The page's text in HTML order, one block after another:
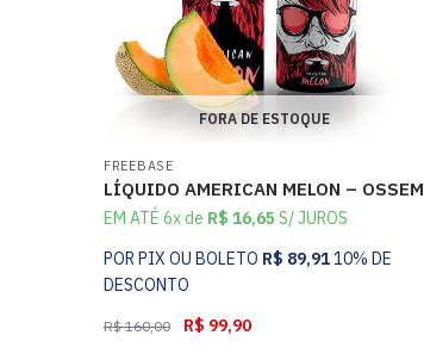
FORA DE ESTOQUE
FREEBASE
LÍQUIDO AMERICAN MELON – OSSEM
EM ATÉ 6x de R$ 16,65 S/ JUROS
POR PIX OU BOLETO R$ 89,9110% DE
DESCONTO
R$160,00 R$ 99,90